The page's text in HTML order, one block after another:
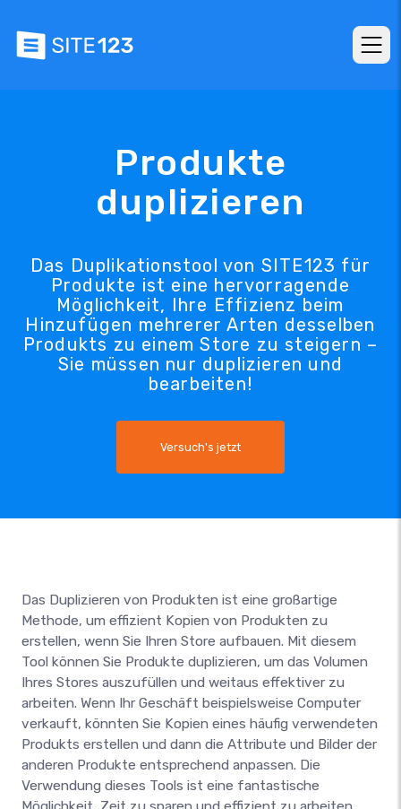
Produkte
duplizieren
Das Duplikationstool von SITE123 für
Produkte ist eine hervorragende
Möglichkeit, Ihre Effizienz beim
Hinzufügen mehrerer Arten desselben
Produkts zu einem Store zu steigern –
Sie müssen nur duplizieren und
bearbeiten!
Versuch's jetzt
Das Duplizieren von Produkten ist eine großartige
Methode, um effizient Kopien von Produkten zu
erstellen, wenn Sie Ihren Store aufbauen. Mit diesem
Tool können Sie Produkte duplizieren, um das Volumen
Ihres Stores auszufüllen und weitaus effektiver zu
arbeiten. Wenn Ihr Geschäft beispielsweise Computer
verkauft, könnten Sie Kopien eines häufig verwendeten
Produkts erstellen und dann die Attribute und Bilder der
anderen Produkte entsprechend anpassen. Die
Verwendung dieses Tools ist eine fantastische